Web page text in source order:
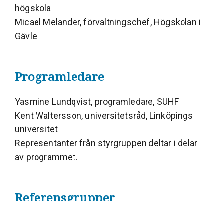
högskola
Micael Melander, förvaltningschef, Högskolan i
Gävle
Programledare
Yasmine Lundqvist, programledare, SUHF
Kent Waltersson, universitetsråd, Linköpings
universitet
Representanter från styrgruppen deltar i delar
av programmet.
Referensgrupper